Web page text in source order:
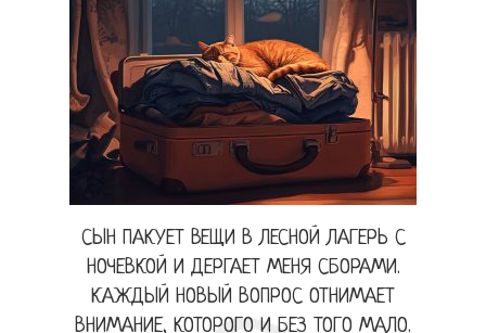
СЫН ПАКУЕТ ВЕЩИ В ЛЕСНОЙ ЛАГЕРЬ С
НОЧЕВКОЙ И ДЕРГАЕТ МЕНЯ СБОРАМИ.
КАЖДЫЙ НОВЫЙ ВОПРОС ОТНИМАЕТ
ВНИМАНИЕ, КОТОРОГО И БЕЗ ТОГО МАЛО.